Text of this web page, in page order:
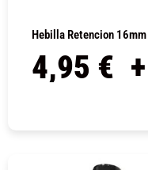
Hebilla Retencion
4,95 €